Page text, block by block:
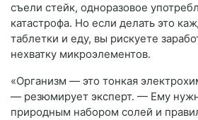
съели стейк, одноразовое
катастрофа. Но если делать это
таблетки и еду, вы рискуете
нехватку микроэлементов.
«Организм — это тонкая
— резюмирует эксперт. — Ему
природным набором солей и